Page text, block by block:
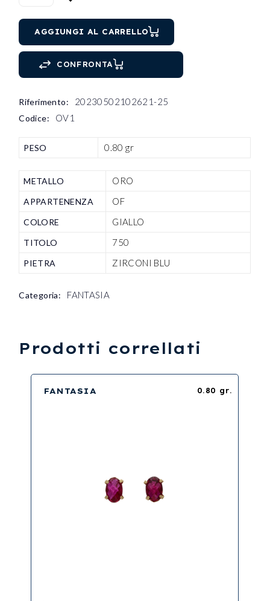
AGGIUNGI AL CARRELLO
CONFRONTA
Riferimento: 20230502102621-25
Codice: OV1
PESO 0.80 gr
METALLO ORO
APPARTENENZA OF
COLORE GIALLO
TITOLO 750
PIETRA ZIRCONI BLU
Categoria: FANTASIA
Prodotti correllati
0.80 gr.
FANTASIA